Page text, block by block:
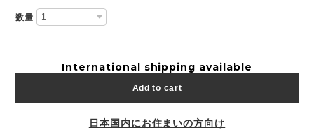
数量
International shipping available
Add to cart
日本国内にお住まいの方向け